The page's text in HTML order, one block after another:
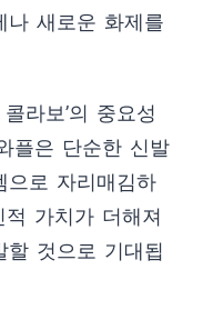
나 새로운 화제를
라보’의 중요성
플은 단순한 신발
으로 자리매김하
가치가 더해져
것으로 기대됩